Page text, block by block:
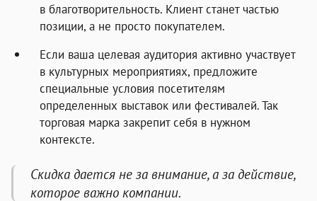
в благотворительность. Клиент станет частью
позиции, а не просто покупателем.
Если ваша целевая аудитория активно участвует
в культурных мероприятиях, предложите
специальные условия посетителям
определенных выставок или фестивалей. Так
торговая марка закрепит себя в нужном
контексте.
Cкидка дается не за внимание, а за действие,
которое важно компании.